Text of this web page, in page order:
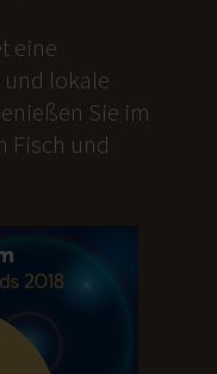
eine
lokale
Sie im
Fisch und